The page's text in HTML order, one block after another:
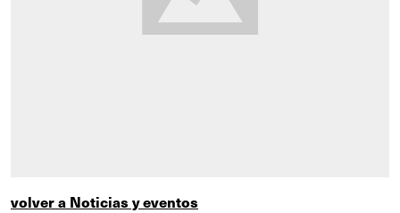
volver a Noticias y eventos